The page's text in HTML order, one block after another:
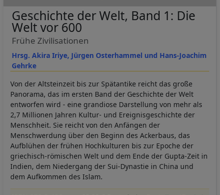
Hrsg. Akira Iriye, Jürgen Osterhammel und Hans-Joachim
Gehrke
Geschichte der Welt, Band 1: Die
Welt vor 600
Frühe Zivilisationen
Von der Altsteinzeit bis zur Spätantike reicht das große
Panorama, das im ersten Band der Geschichte der Welt
entworfen wird - eine grandiose Darstellung von mehr als
2,7 Millionen Jahren Kultur- und Ereignisgeschichte der
Menschheit. Sie reicht von den Anfängen der
Menschwerdung über den Beginn des Ackerbaus, das
Aufblühen der frühen Hochkulturen bis zur Epoche der
griechisch-römischen Welt und dem Ende der Gupta-Zeit in
Indien, dem Niedergang der Sui-Dynastie in China und
dem Aufkommen des Islam.